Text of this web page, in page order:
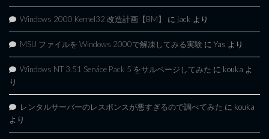
Windows 2000 Kernel32 改造計画【BM】 に jack より
MSU ファイルを Windows 2000で解凍してみる実験 に Yas より
Windows NT 3.51 Service Pack 5 をサルベージしてみた に kouka よ
り
レンタルサーバーのレスポンスが悪すぎるので調べてみた に kouka
より